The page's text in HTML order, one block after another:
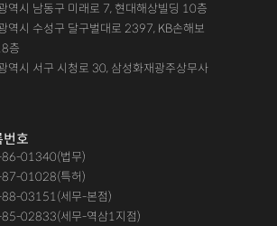
역시 남동구 미래로 7, 현대해상빌딩 10층
역시 수성구 달구벌대로 2397, KB손해보
층
역시 서구 시청로 30, 삼성화재광주상무사
번호
86-01340(법무)
01028(특허)
03151(세무-본점)
02833(세무-역삼1지점)